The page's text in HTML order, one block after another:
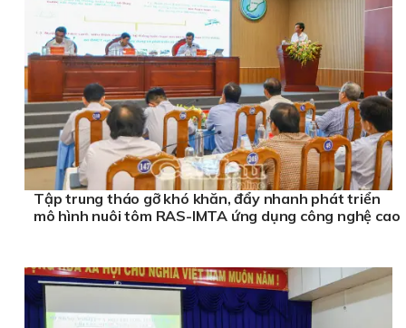
Tập trung tháo gỡ khó khăn, đẩy nhanh phát triển
mô hình nuôi tôm RAS-IMTA ứng dụng công nghệ cao